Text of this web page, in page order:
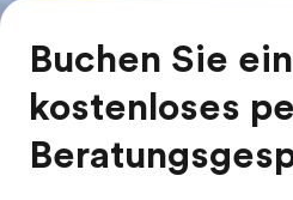
Buchen Sie ein
kostenloses